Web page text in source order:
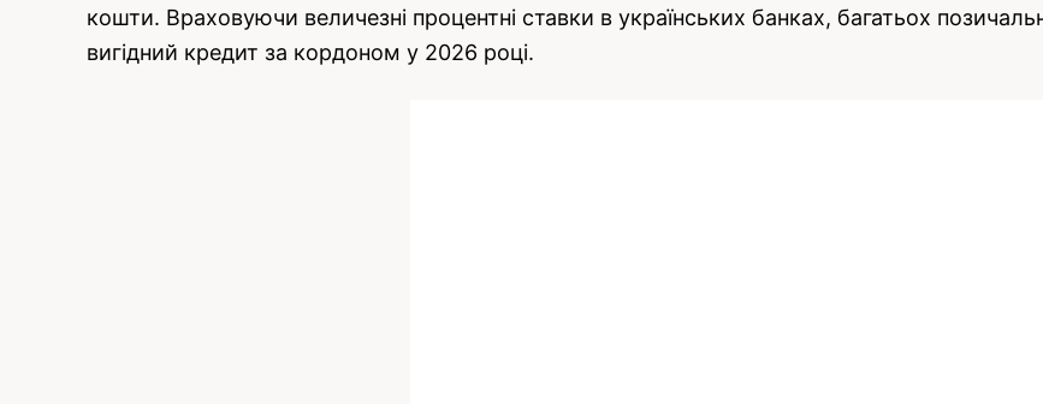
кошти. Враховуючи величезні процентні ставки в українських банках, багатьох
вигідний кредит за кордоном у 2026 році.